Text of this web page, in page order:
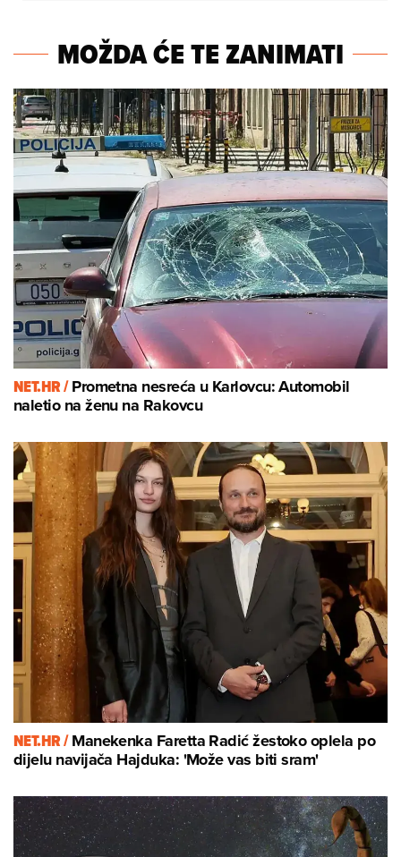
MOŽDA ĆE TE ZANIMATI
NET.HR /Prometna nesreća u Karlovcu: Automobil
naletio na ženu na Rakovcu
NET.HR /Manekenka Faretta Radić žestoko oplela po
dijelu navijača Hajduka: 'Može vas biti sram'